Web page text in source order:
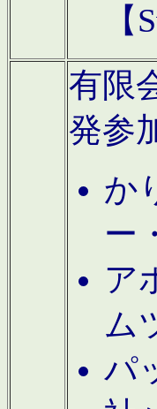
有限
発参
か
ー
ア
ム
パ